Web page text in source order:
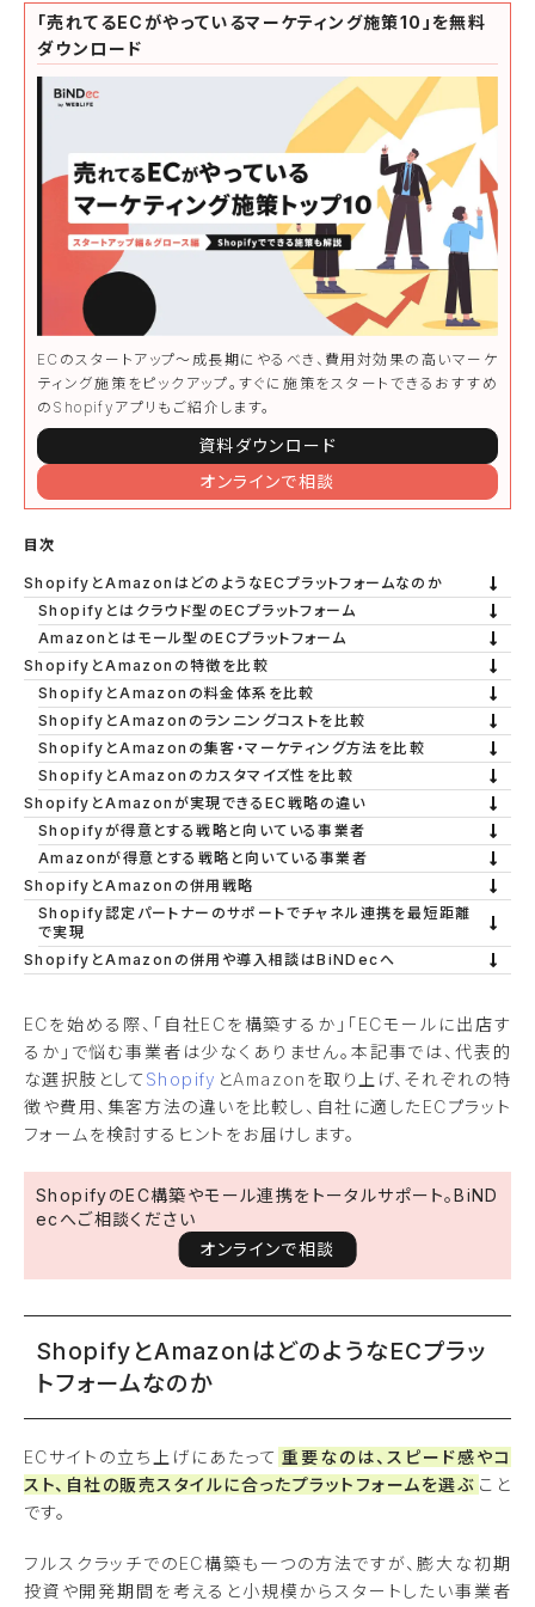
「売れてるECがやっているマーケティング施策10」を無料
ダウンロード
ECのスタートアップ〜成長期にやるべき、費用対効果の高いマーケ
ティング施策をピックアップ。すぐに施策をスタートできるおすすめ
のShopifyアプリもご紹介します。
資料ダウンロード
オンラインで相談
目次
ShopifyとAmazonはどのようなECプラットフォームなのか
Shopifyとはクラウド型のECプラットフォーム
Amazonとはモール型のECプラットフォーム
ShopifyとAmazonの特徴を比較
ShopifyとAmazonの料金体系を比較
ShopifyとAmazonのランニングコストを比較
ShopifyとAmazonの集客・マーケティング方法を比較
ShopifyとAmazonのカスタマイズ性を比較
ShopifyとAmazonが実現できるEC戦略の違い
Shopifyが得意とする戦略と向いている事業者
Amazonが得意とする戦略と向いている事業者
ShopifyとAmazonの併用戦略
Shopify認定パートナーのサポートでチャネル連携を最短距離
で実現
ShopifyとAmazonの併用や導入相談はBiNDecへ
ECを始める際、「自社ECを構築するか」「ECモールに出店す
るか」で悩む事業者は少なくありません。本記事では、代表的
な選択肢として Shopify とAmazonを取り上げ、それぞれの特
徴や費用、集客方法の違いを比較し、自社に適したECプラット
フォームを検討するヒントをお届けします。
ShopifyのEC構築やモール連携をトータルサポート。BiND
ecへご相談ください
オンラインで相談
ShopifyとAmazonはどのようなECプラッ
トフォームなのか
ECサイトの立ち上げにあたって 重要なのは、スピード感やコ
スト、自社の販売スタイルに合ったプラットフォームを選ぶ こと
です。
フルスクラッチでのEC構築も一つの方法ですが、膨大な初期
投資や開発期間を考えると小規模からスタートしたい事業者